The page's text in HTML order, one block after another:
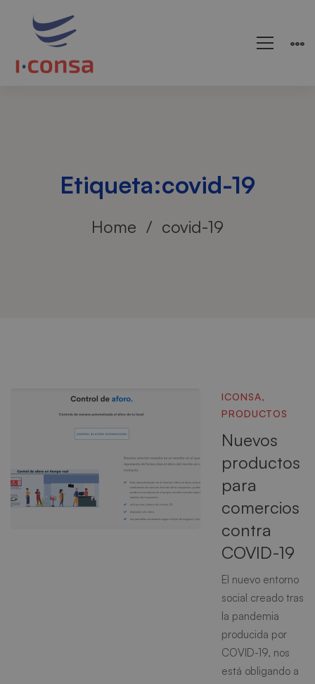
Etiqueta:covid-19
Home covid-19
ICONSA,
PRODUCTOS
Nuevos
productos
para
comercios
contra
COVID-19
El nuevo entorno
social creado tras
la pandemia
producida por
COVID-19, nos
está obligando a